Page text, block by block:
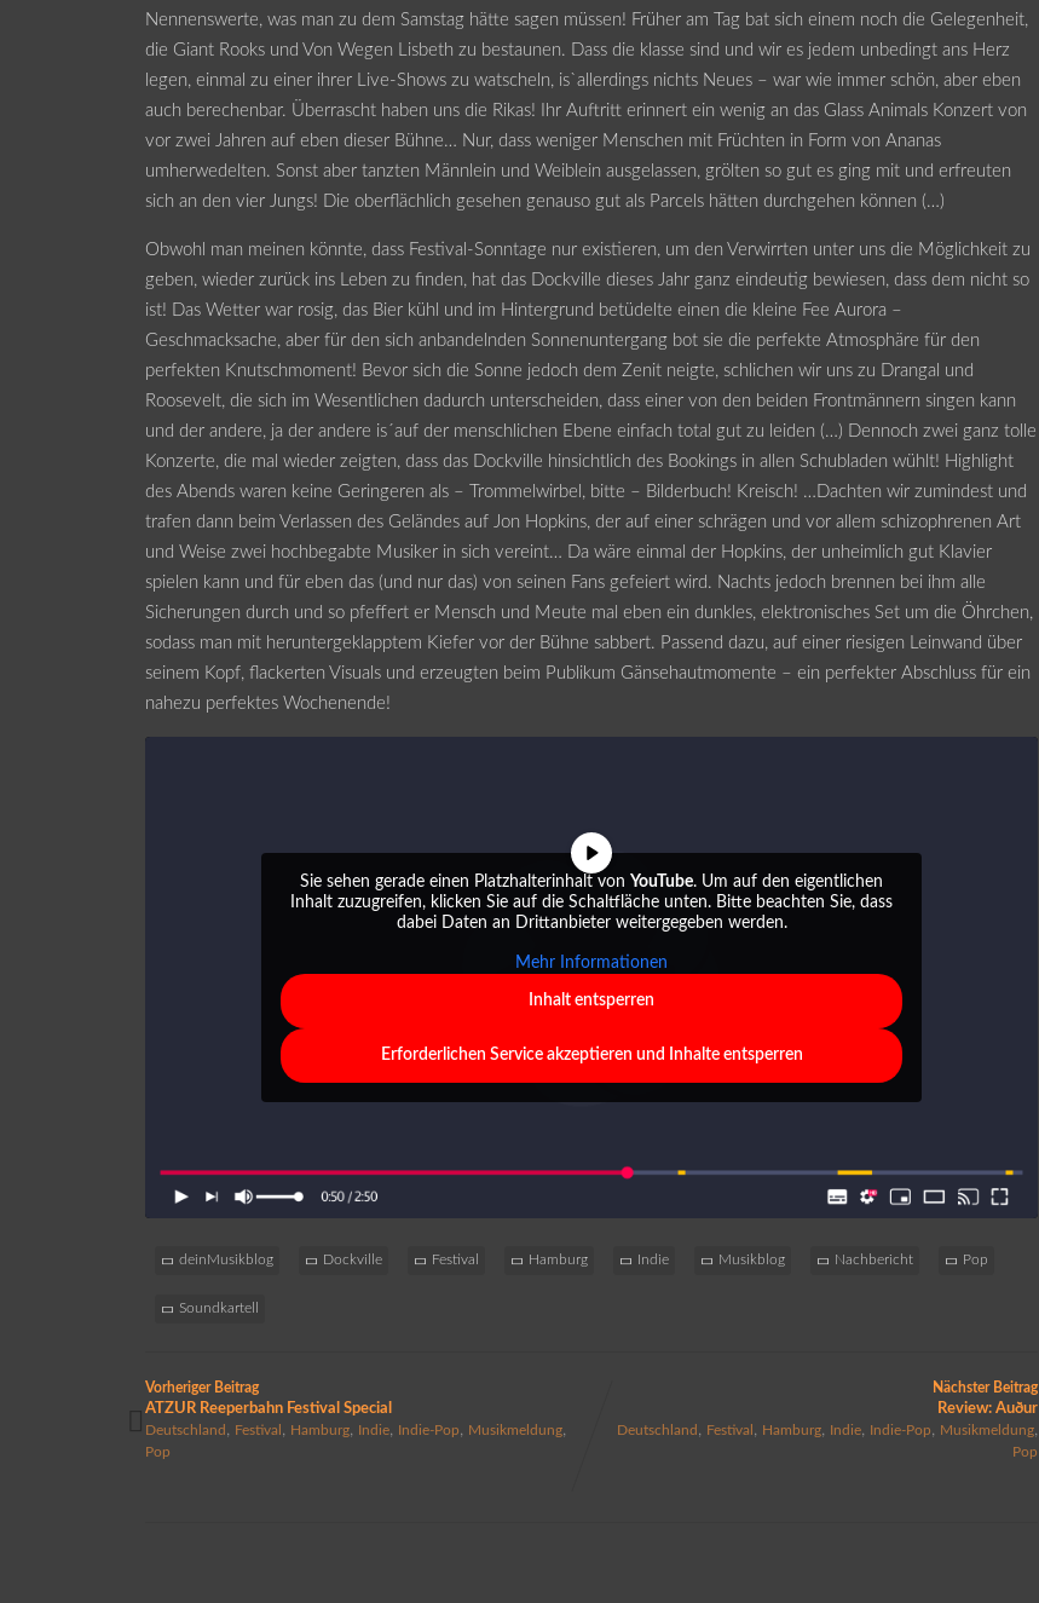
Nennenswerte, was man zu dem Samstag hätte sagen müssen! Früher am Tag bat sich einem noch die Gelegenheit,
die Giant Rooks und Von Wegen Lisbeth zu bestaunen. Dass die klasse sind und wir es jedem unbedingt ans Herz
legen, einmal zu einer ihrer Live-Shows zu watscheln, is`allerdings nichts Neues – war wie immer schön, aber eben
auch berechenbar. Überrascht haben uns die Rikas! Ihr Auftritt erinnert ein wenig an das Glass Animals Konzert von
vor zwei Jahren auf eben dieser Bühne… Nur, dass weniger Menschen mit Früchten in Form von Ananas
umherwedelten. Sonst aber tanzten Männlein und Weiblein ausgelassen, grölten so gut es ging mit und erfreuten
sich an den vier Jungs! Die oberflächlich gesehen genauso gut als Parcels hätten durchgehen können (…)
Obwohl man meinen könnte, dass Festival-Sonntage nur existieren, um den Verwirrten unter uns die Möglichkeit zu
geben, wieder zurück ins Leben zu finden, hat das Dockville dieses Jahr ganz eindeutig bewiesen, dass dem nicht so
ist! Das Wetter war rosig, das Bier kühl und im Hintergrund betüdelte einen die kleine Fee Aurora –
Geschmacksache, aber für den sich anbandelnden Sonnenuntergang bot sie die perfekte Atmosphäre für den
perfekten Knutschmoment! Bevor sich die Sonne jedoch dem Zenit neigte, schlichen wir uns zu Drangal und
Roosevelt, die sich im Wesentlichen dadurch unterscheiden, dass einer von den beiden Frontmännern singen kann
und der andere, ja der andere is´auf der menschlichen Ebene einfach total gut zu leiden (…) Dennoch zwei ganz tolle
Konzerte, die mal wieder zeigten, dass das Dockville hinsichtlich des Bookings in allen Schubladen wühlt! Highlight
des Abends waren keine Geringeren als – Trommelwirbel, bitte – Bilderbuch! Kreisch! …Dachten wir zumindest und
trafen dann beim Verlassen des Geländes auf Jon Hopkins, der auf einer schrägen und vor allem schizophrenen Art
und Weise zwei hochbegabte Musiker in sich vereint… Da wäre einmal der Hopkins, der unheimlich gut Klavier
spielen kann und für eben das (und nur das) von seinen Fans gefeiert wird. Nachts jedoch brennen bei ihm alle
Sicherungen durch und so pfeffert er Mensch und Meute mal eben ein dunkles, elektronisches Set um die Öhrchen,
sodass man mit heruntergeklapptem Kiefer vor der Bühne sabbert. Passend dazu, auf einer riesigen Leinwand über
seinem Kopf, flackerten Visuals und erzeugten beim Publikum Gänsehautmomente – ein perfekter Abschluss für ein
nahezu perfektes Wochenende!
Sie sehen gerade einen Platzhalterinhalt vonYouTube. Um auf den eigentlichen
Inhalt zuzugreifen, klicken Sie auf die Schaltfläche unten. Bitte beachten Sie, dass
dabei Daten an Drittanbieter weitergegeben werden.
Mehr Informationen
Inhalt entsperren
Erforderlichen Service akzeptieren und Inhalte entsperren
deinMusikblog Dockville Festival Hamburg Indie Musikblog Nachbericht Pop
Soundkartell
Vorheriger Beitrag
ATZUR Reeperbahn Festival Special
Deutschland Festival Hamburg Indie Indie-Pop Musikmeldung
Pop
Nächster Beitrag
Review: Auður
Deutschland Festival Hamburg Indie Indie-Pop Musikmeldung
Pop